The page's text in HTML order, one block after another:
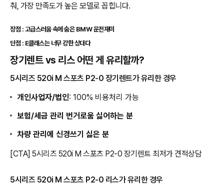
춰, 가장 만족도가 높은 모델로 꼽힙니다.
장점 : 고급스러움 속에 숨은 BMW 운전재미
단점 : E클래스는 너무 강한 상대다
장기렌트 vs 리스 어떤 게 유리할까?
5시리즈 520i M 스포츠 P2-0 장기렌트가 유리한 경우
개인사업자/법인: 100% 비용처리 가능
보험/세금 관리 번거로움 싫어하는 분
차량 관리에 신경쓰기 싫은 분
[CTA] 5시리즈 520i M 스포츠 P2-0 장기렌트 최저가 견적상담
5시리즈 520i M 스포츠 P2-0 리스가 유리한 경우